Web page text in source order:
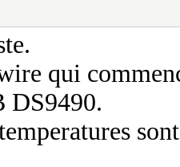
qui
DS9490.